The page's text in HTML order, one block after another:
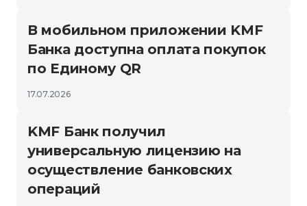
В мобильном приложении KMF
Банка доступна оплата покупок
по Единому QR
17.07.2026
KMF Банк получил
универсальную лицензию на
осуществление банковских
операций